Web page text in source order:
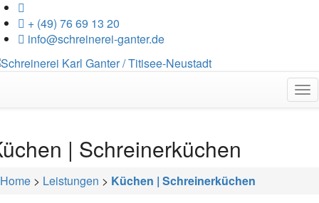
+ (49) 76 69 13 20
info@schreinerei-ganter.de
| Schreinerküchen
Home > Leistungen > Küchen | Schreinerküchen